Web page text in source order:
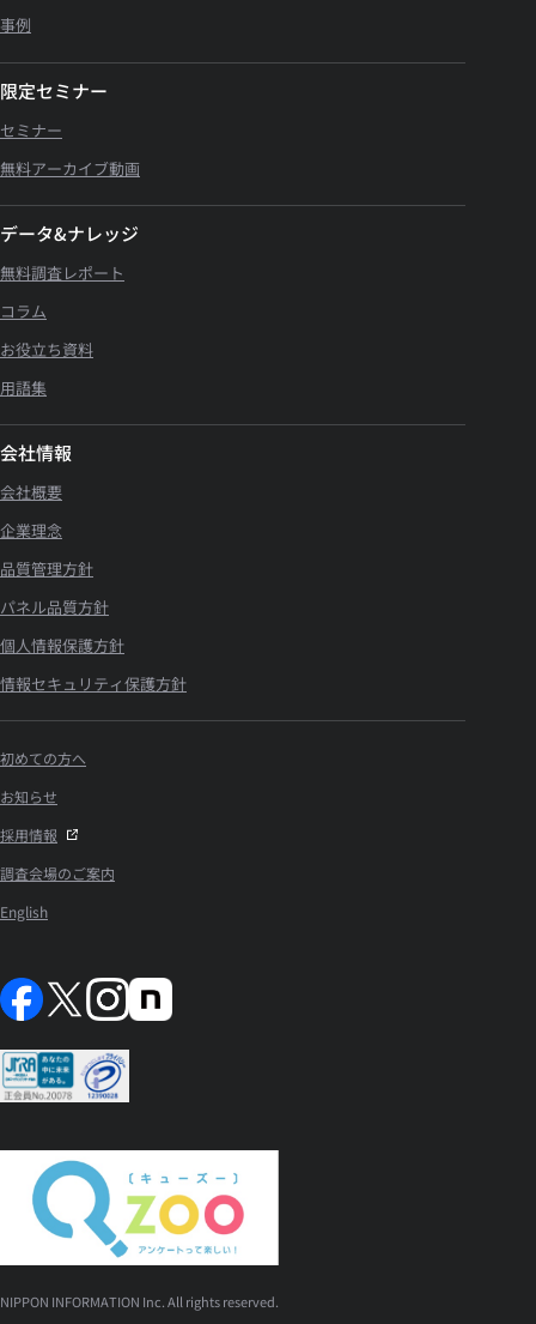
事例
限定セミナー
セミナー
無料アーカイブ動画
データ&ナレッジ
無料調査レポート
コラム
お役立ち資料
用語集
会社情報
会社概要
企業理念
品質管理方針
パネル品質方針
個人情報保護方針
情報セキュリティ保護方針
初めての方へ
お知らせ
採用情報
調査会場のご案内
English
NIPPON INFORMATION Inc. All rights reserved.